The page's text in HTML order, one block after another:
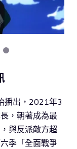
播出，2021年3
，朝著成為最
與反派敵方超
季「全面戰爭